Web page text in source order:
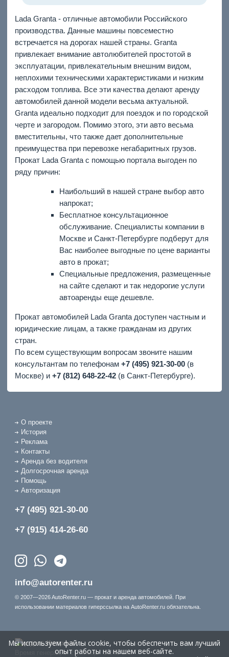
Lada Granta - отличные автомобили Российского
производства. Данные машины повсеместно
встречается на дорогах нашей страны. Granta
привлекает внимание автолюбителей простотой в
эксплуатации, привлекательным внешним видом,
неплохими техническими характеристиками и низким
расходом топлива. Все эти качества делают аренду
автомобилей данной модели весьма актуальной.
Granta идеально подходит для поездок и по городской
черте и загородом. Помимо этого, эти авто весьма
вместительны, что также дает дополнительные
преимущества при перевозке негабаритных грузов.
Прокат Lada Granta с помощью портала выгоден по
ряду причин:
Наибольший в нашей стране выбор авто
напрокат;
Бесплатное консультационное
обслуживание. Специалисты компании в
Москве и Санкт-Петербурге подберут для
Вас наиболее выгодные по цене варианты
авто в прокат;
Специальные предложения, размещенные
на сайте сделают и так недорогие услуги
автоаренды еще дешевле.
Прокат автомобилей Lada Granta доступен частным и
юридические лицам, а также гражданам из других
стран.
По всем существующим вопросам звоните нашим
консультантам по телефонам +7 (495) 921-30-00(в
Москве) и +7 (812) 648-22-42(в Санкт-Петербурге).
О проекте
История
Реклама
Контакты
Аренда без водителя
Долгосрочная аренда
Помощь
Авторизация
+7 (495) 921-30-00
+7 (915) 414-26-60
info@autorenter.ru
© 2007—2026 AutoRenter.ru — прокат и аренда автомобилей. При
использовании материалов гиперссылка на AutoRenter.ru обязательна.
Время генерации страницы: 1.245 сек.
Мы используем файлы cookie, чтобы обеспечить вам лучший
опыт работы на нашем веб-сайте.